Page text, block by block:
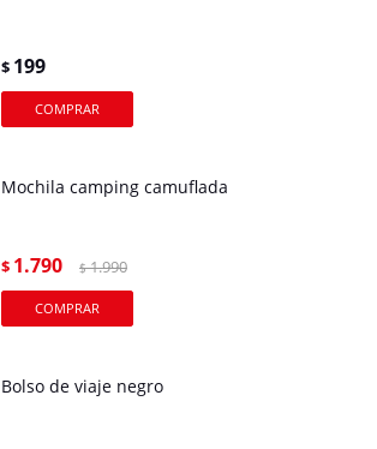
$ 199
Mochila camping camuflada
$ 1.790 $ 1.990
Bolso de viaje negro